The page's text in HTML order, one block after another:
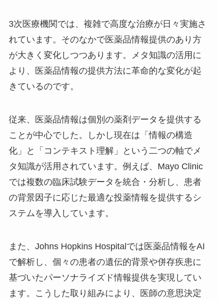
3次医療機関では、複雑で高度な治療が日々実施さ
れています。そのなかで医薬品情報提供のあり方
が大きく変化しつつあります。メタ知識の活用に
より、医薬品情報の提供方法に革命的な変化が起
きているのです。
従来、医薬品情報は個別の薬剤データを提供する
ことが中心でした。しかし現在は「情報の構造
化」と「コンテキスト理解」という二つの軸でメ
タ知識が活用されています。例えば、Mayo Clinic
では複数の臨床試験データを統合・分析し、患者
の背景因子に応じた最適な投薬情報を提供するシ
ステムを導入しています。
また、Johns Hopkins Hospitalでは医薬品情報をAI
で解析し、個々の患者の遺伝的背景や併存疾患に
基づいたパーソナライズド情報提供を実現してい
ます。こうした取り組みにより、医師の意思決定